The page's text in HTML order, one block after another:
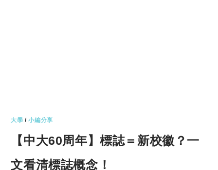
大學 /小編分享
【中大60周年】標誌＝新校徽？一
文看清標誌概念！